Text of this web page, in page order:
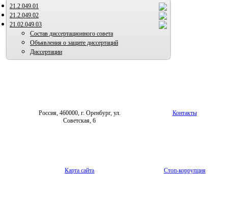
21.2.049.01
21.2.049.02
21.02.049.03
Состав диссертационного совета
Объявления о защите диссертаций
Диссертации
Россия, 460000, г. Оренбург, ул.
Советская, 6
Контакты
Карта сайта Стоп-коррупция